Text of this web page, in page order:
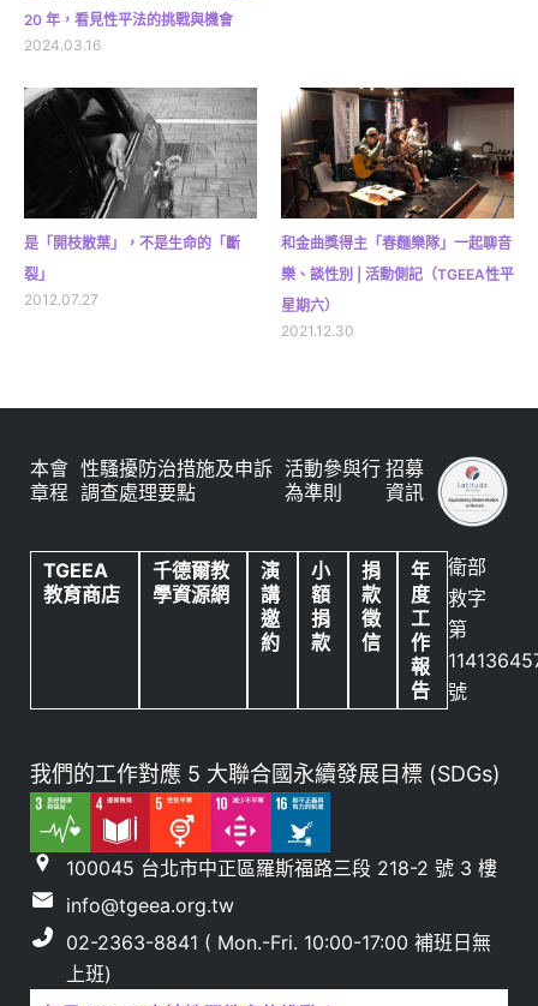
20 年，看見性平法的挑戰與機會
2024.03.16
是「開枝散葉」，不是生命的「斷
裂」
2012.07.27
和金曲獎得主「春麵樂隊」一起聊音
樂、談性別 | 活動側記（TGEEA性平
星期六）
2021.12.30
本會
章程
性騷擾防治措施及申訴
調查處理要點
活動參與行
為準則
招募
資訊
TGEEA
教育商店
千德爾教
學資源網
演
講
邀
約
小
額
捐
款
捐
款
徵
信
年
度
工
作
報
告
衛部
救字
第
號
我們的工作對應 5 大聯合國永續發展目標 (SDGs)
100045 台北市中正區羅斯福路三段 218-2 號 3 樓
info@tgeea.org.tw
02-2363-8841 ( Mon.-Fri. 10:00-17:00 補班日無
上班)